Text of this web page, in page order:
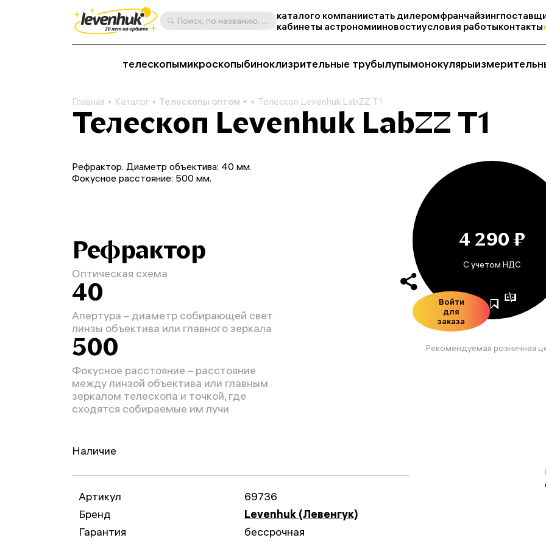
Поиск, по названию, артикулу, категории и др. каталого компаниистать дилеромфранчайзинг
кабинеты астрономииновостиусловия работыконтакты
телескопымикроскопыбиноклизрительные трубылупымонокуляры
Главная Каталог Телескопы оптом Телескоп Levenhuk LabZZ T1
Телескоп Levenhuk LabZZ T1
4 290 ₽
С учетом НДС
Войти
для
заказа
Рекомендуемая розничная
Рефрактор. Диаметр объектива: 40 мм.
Фокусное расстояние: 500 мм.
Рефрактор
Оптическая схема
40
Апертура – диаметр собирающей свет
линзы объектива или главного зеркала
500
Фокусное расстояние – расстояние
между линзой объектива или главным
зеркалом телескопа и точкой, где
сходятся собираемые им лучи
Наличие
Артикул
69736
Бренд
Levenhuk (Левенгук)
Гарантия
бессрочная